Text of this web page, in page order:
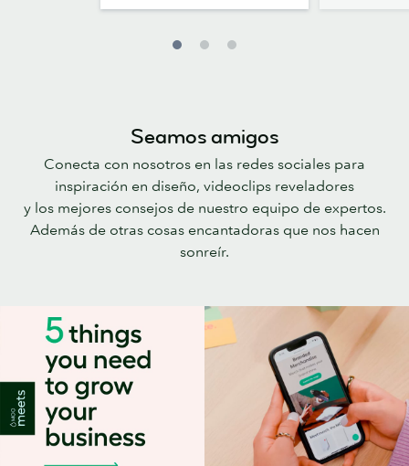
Seamos amigos
Conecta con nosotros en las redes sociales para
inspiración en diseño, videoclips reveladores
y los mejores consejos de nuestro equipo de expertos.
Además de otras cosas encantadoras que nos hacen
sonreír.